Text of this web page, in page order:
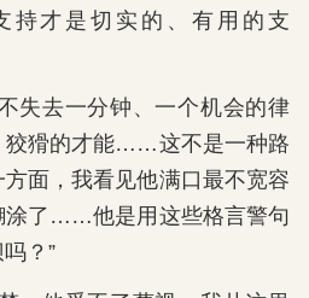
持才是切实的、有用的支
失去一分钟、一个机会的律
狡猾的才能……这不是一种路
面，我看见他满口最不宽容
了……他是用这些格言警句
？”